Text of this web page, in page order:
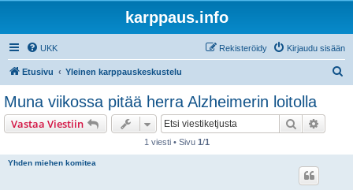
karppaus.info
UKK Kirjaudu sisään
Rekisteröidy
Etusivu Yleinen karppauskeskustelu
Muna viikossa pitää herra Alzheimerin loitolla
Vastaa Viestiin Etsi
1 viesti • Sivu 1/1
Yhden miehen komitea